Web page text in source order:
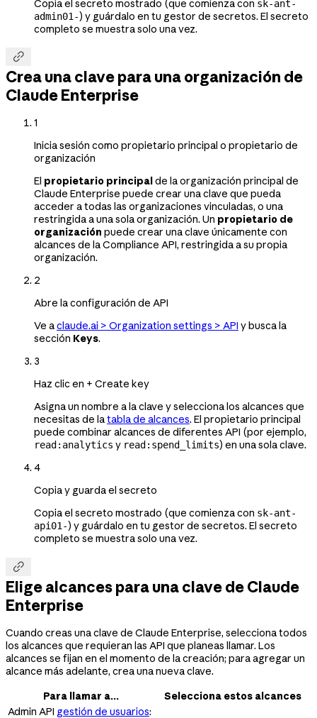
Copia el secreto mostrado (que comienza con sk-ant-
admin01-) y guárdalo en tu gestor de secretos. El secreto
completo se muestra solo una vez.

Crea una clave para una organización de
Claude Enterprise
1
Inicia sesión como propietario principal o propietario de
organización
El propietario principal de la organización principal de
Claude Enterprise puede crear una clave que pueda
acceder a todas las organizaciones vinculadas, o una
restringida a una sola organización. Un propietario de
organización puede crear una clave únicamente con
alcances de la Compliance API, restringida a su propia
organización.
2
Abre la configuración de API
Ve aclaude.ai > Organization settings > API y busca la
sección Keys.
3
Haz clic en + Create key
Asigna un nombre a la clave y selecciona los alcances que
necesitas de latabla de alcances. El propietario principal
puede combinar alcances de diferentes API (por ejemplo,
read:analytics y read:spend_limits) en una sola clave.
4
Copia y guarda el secreto
Copia el secreto mostrado (que comienza con sk-ant-
api01-) y guárdalo en tu gestor de secretos. El secreto
completo se muestra solo una vez.

Elige alcances para una clave de Claude
Enterprise
Cuando creas una clave de Claude Enterprise, selecciona todos
los alcances que requieran las API que planeas llamar. Los
alcances se fijan en el momento de la creación; para agregar un
alcance más adelante, crea una nueva clave.
Para llamar a...
Selecciona estos alcances
Admin API gestión de usuarios: